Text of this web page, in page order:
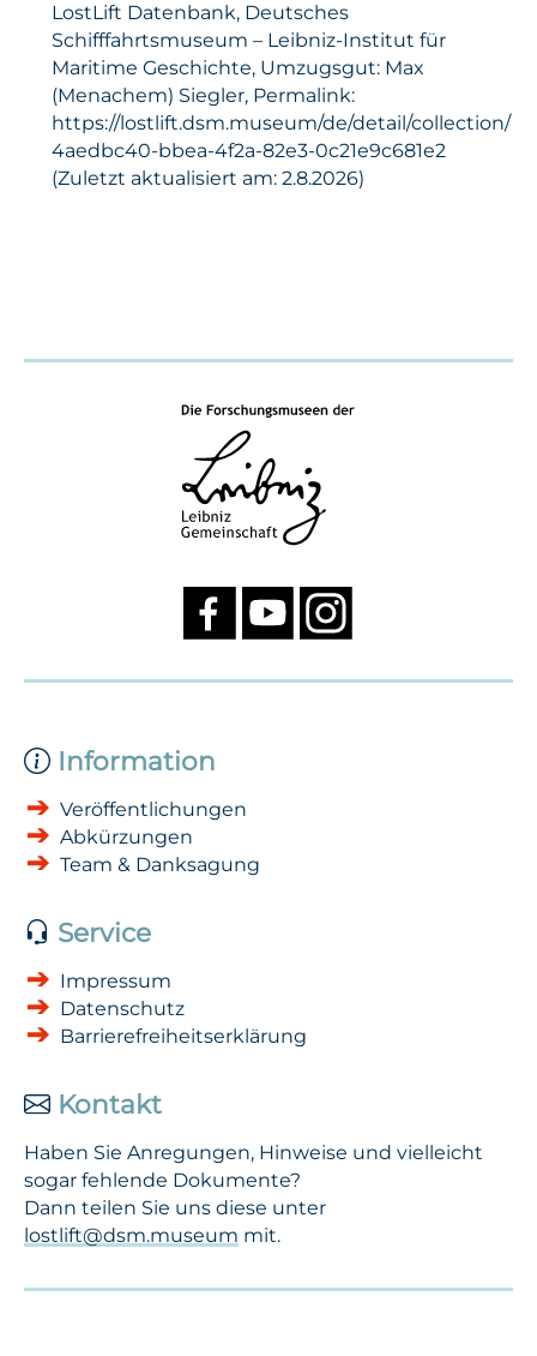
LostLift Datenbank, Deutsches
Schifffahrtsmuseum – Leibniz-Institut für
Maritime Geschichte, Umzugsgut: Max
(Menachem) Siegler, Permalink:
https://lostlift.dsm.museum/de/detail/collection/
4aedbc40-bbea-4f2a-82e3-0c21e9c681e2
(Zuletzt aktualisiert am: 2.8.2026)
Information
Veröffentlichungen
Abkürzungen
Team & Danksagung
Service
Impressum
Datenschutz
Barrierefreiheitserklärung
Kontakt
Haben Sie Anregungen, Hinweise und vielleicht
sogar fehlende Dokumente?
Dann teilen Sie uns diese unter
lostlift@dsm.museum mit.